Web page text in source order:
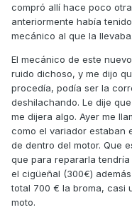
compró allí hace poco otra
anteriormente había
mecánico al que la llevaba.
El mecánico de este
ruido dichoso, y me dijo
procedía, podía ser la
deshilachando. Le dije
me dijera algo. Ayer me
como el variador estaban
de dentro del motor. Que
que para repararla
el cigüeñal (300€)
total 700 € la broma, casi
moto.